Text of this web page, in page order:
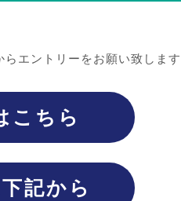
エントリーをお願い致します
こちら
記から